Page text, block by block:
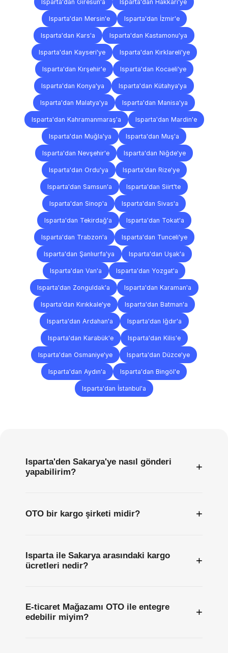
Isparta'dan Giresun'a Isparta'dan Hakkari'ye
Isparta'dan Mersin'e Isparta'dan İzmir'e
Isparta'dan Kars'a Isparta'dan Kastamonu'ya
Isparta'dan Kayseri'ye Isparta'dan Kırklareli'ye
Isparta'dan Kırşehir'e Isparta'dan Kocaeli'ye
Isparta'dan Konya'ya Isparta'dan Kütahya'ya
Isparta'dan Malatya'ya Isparta'dan Manisa'ya
Isparta'dan Kahramanmaraş'a Isparta'dan Mardin'e
Isparta'dan Muğla'ya Isparta'dan Muş'a
Isparta'dan Nevşehir'e Isparta'dan Niğde'ye
Isparta'dan Ordu'ya Isparta'dan Rize'ye
Isparta'dan Samsun'a Isparta'dan Siirt'te
Isparta'dan Sinop'a Isparta'dan Sivas'a
Isparta'dan Tekirdağ'a Isparta'dan Tokat'a
Isparta'dan Trabzon'a Isparta'dan Tunceli'ye
Isparta'dan Şanlıurfa'ya Isparta'dan Uşak'a
Isparta'dan Van'a Isparta'dan Yozgat'a
Isparta'dan Zonguldak'a Isparta'dan Karaman'a
Isparta'dan Kırıkkale'ye Isparta'dan Batman'a
Isparta'dan Ardahan'a Isparta'dan Iğdır'a
Isparta'dan Karabük'e Isparta'dan Kilis'e
Isparta'dan Osmaniye'ye Isparta'dan Düzce'ye
Isparta'dan Aydın'a Isparta'dan Bingöl'e
Isparta'dan İstanbul'a
Isparta'den Sakarya'ye nasıl gönderi
yapabilirim?
+
OTO bir kargo şirketi midir? +
Isparta ile Sakarya arasındaki kargo
ücretleri nedir?
+
E-ticaret Mağazamı OTO ile entegre
edebilir miyim?
+